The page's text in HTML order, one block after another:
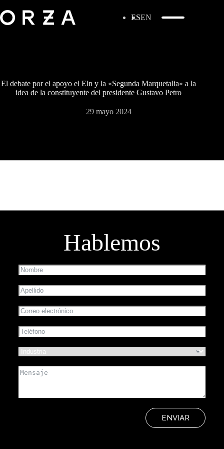
ESEN
El debate por el apoyo el Eln y la «Segunda Marquetalia» a la
idea de la constituyente del presidente Gustavo Petro
29 mayo 2024
ENVIAR
Hablemos